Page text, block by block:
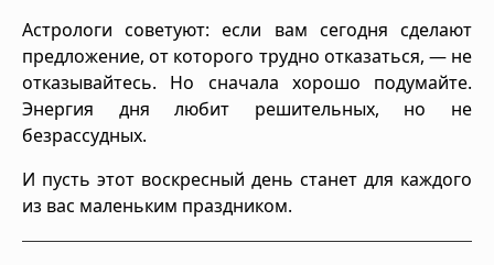
Астрологи советуют: если вам сегодня сделают
предложение, от которого трудно отказаться, — не
отказывайтесь. Но сначала хорошо подумайте.
Энергия дня любит решительных, но не
безрассудных.
И пусть этот воскресный день станет для каждого
из вас маленьким праздником.